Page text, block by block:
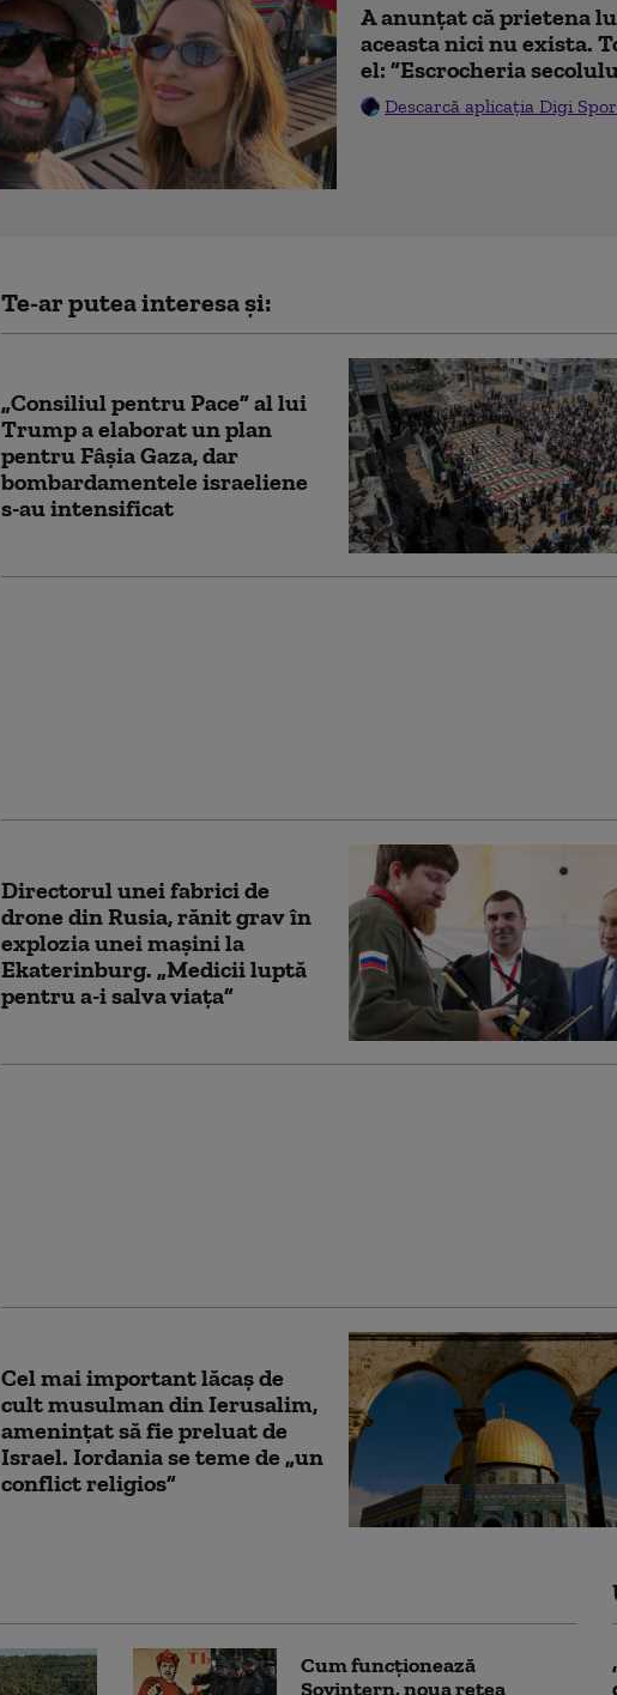
A anunțat că prietena
aceasta nici nu exista.
el: ”Escrocheria
Descarcă aplicația Digi
Te-ar putea interesa și:
„Consiliul pentru Pace” al lui
Trump a elaborat un plan
pentru Fâșia Gaza, dar
bombardamentele israeliene
s-au intensificat
Directorul unei fabrici de
drone din Rusia, rănit grav în
explozia unei maşini la
Ekaterinburg. „Medicii luptă
pentru a-i salva viaţa”
Cel mai important lăcaş de
cult musulman din Ierusalim,
amenințat să fie preluat de
Israel. Iordania se teme de „un
conflict religios”
Cum funcționează
Sovintern, noua rețea